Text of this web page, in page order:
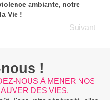
ambiante, notre
Vie !
Suivant
!
NOUS À MENER NOS
DES VIES.